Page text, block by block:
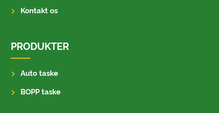
Kontakt os
PRODUKTER
Auto taske
BOPP taske